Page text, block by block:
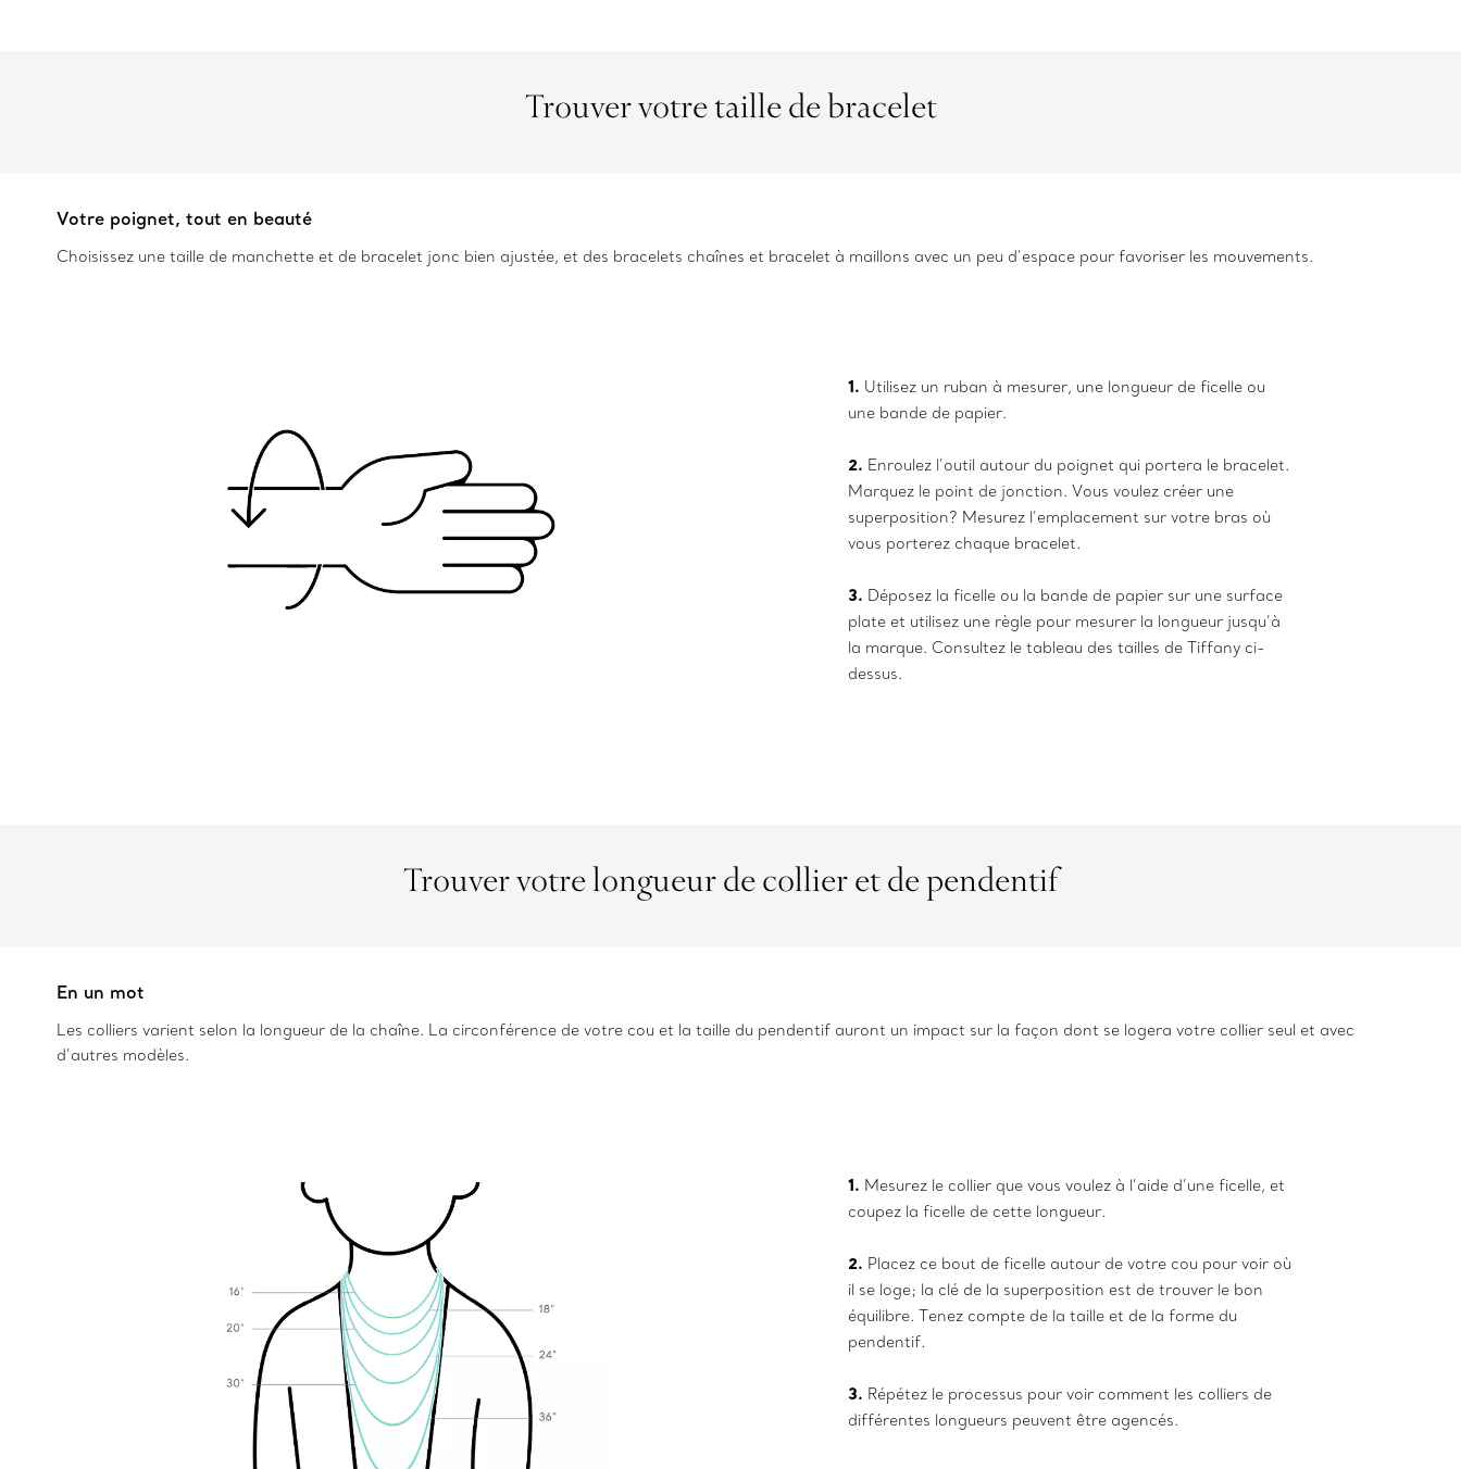
Trouver votre taille de bracelet
Votre poignet, tout en beauté
Choisissez une taille de manchette et de bracelet jonc bien ajustée, et des bracelets chaînes et bracelet à maillons avec un peu d’espace pour favoriser les mouvements.
1. Utilisez un ruban à mesurer, une longueur de ficelle ou
une bande de papier.
2. Enroulez l’outil autour du poignet qui portera le bracelet.
Marquez le point de jonction. Vous voulez créer une
superposition? Mesurez l’emplacement sur votre bras où
vous porterez chaque bracelet.
3. Déposez la ficelle ou la bande de papier sur une surface
plate et utilisez une règle pour mesurer la longueur jusqu’à
la marque. Consultez le tableau des tailles de Tiffany ci-
dessus.
Trouver votre longueur de collier et de pendentif
En un mot
Les colliers varient selon la longueur de la chaîne. La circonférence de votre cou et la taille du pendentif auront un impact sur la façon dont se logera votre collier seul et avec
d’autres modèles.
1. Mesurez le collier que vous voulez à l’aide d’une ficelle, et
coupez la ficelle de cette longueur.
2. Placez ce bout de ficelle autour de votre cou pour voir où
il se loge; la clé de la superposition est de trouver le bon
équilibre. Tenez compte de la taille et de la forme du
pendentif.
3. Répétez le processus pour voir comment les colliers de
différentes longueurs peuvent être agencés.